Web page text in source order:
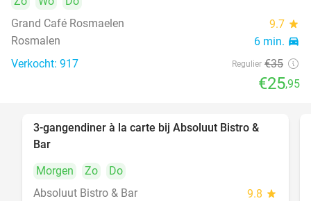
Grand Café Rosmaelen
9.7 star
Rosmalen 6 min. directions_car
Verkocht: 917 Regulier €35
€25,95
37%
3-gangendiner à la carte bij Absoluut Bistro &
Bar
Morgen
Zo
Do
Absoluut Bistro & Bar
9.8 star